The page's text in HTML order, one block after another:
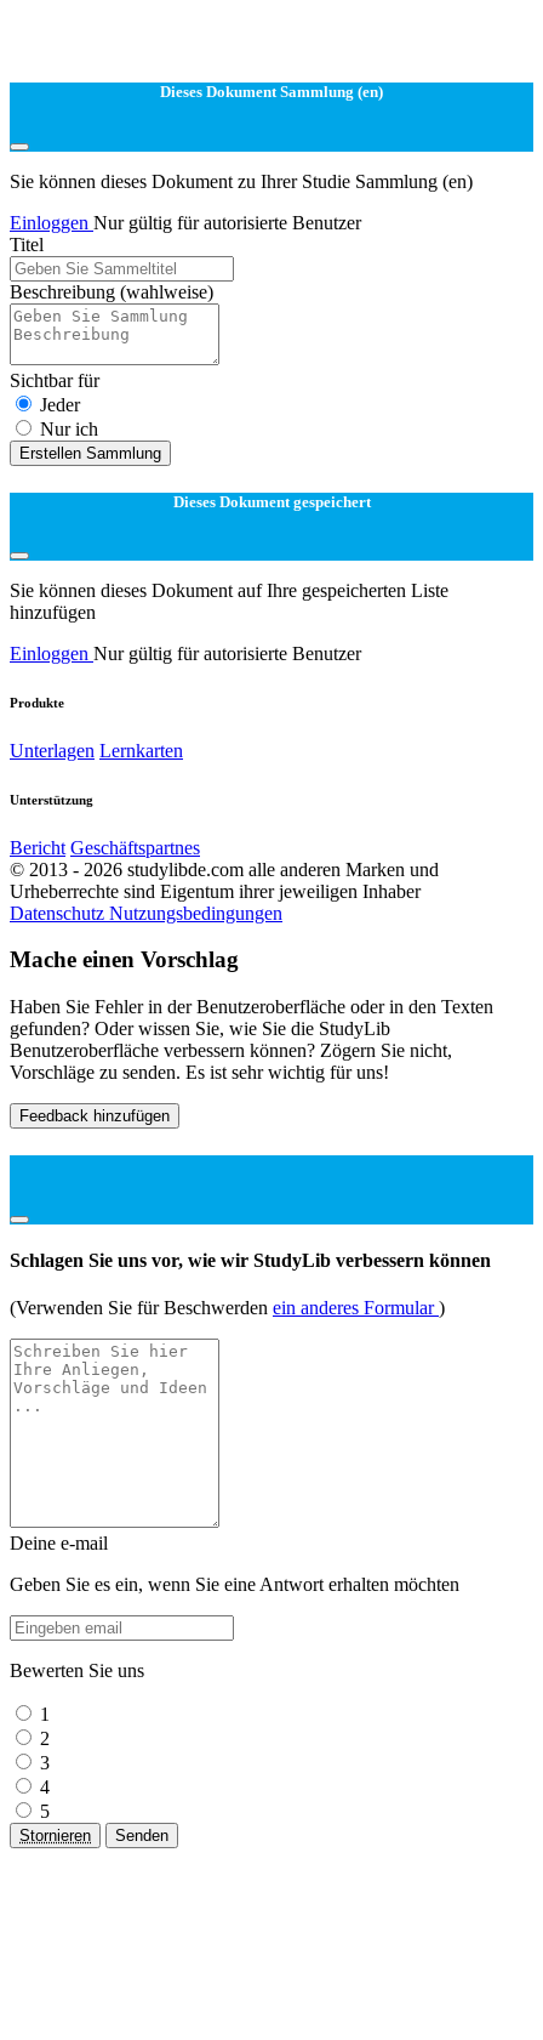
Dieses Dokument Sammlung (en)
Sie können dieses Dokument zu Ihrer Studie Sammlung (en)
Einloggen Nur gültig für autorisierte Benutzer
Titel
Beschreibung (wahlweise)
Sichtbar für
Jeder
Nur ich
Erstellen Sammlung
Dieses Dokument gespeichert
Sie können dieses Dokument auf Ihre gespeicherten Liste
hinzufügen
Einloggen Nur gültig für autorisierte Benutzer
Produkte
Unterlagen Lernkarten
Unterstützung
Bericht Geschäftspartnes
© 2013 - 2026 studylibde.com alle anderen Marken und
Urheberrechte sind Eigentum ihrer jeweiligen Inhaber
Datenschutz Nutzungsbedingungen
Mache einen Vorschlag
Haben Sie Fehler in der Benutzeroberfläche oder in den Texten
gefunden? Oder wissen Sie, wie Sie die StudyLib
Benutzeroberfläche verbessern können? Zögern Sie nicht,
Vorschläge zu senden. Es ist sehr wichtig für uns!
Feedback hinzufügen
Schlagen Sie uns vor, wie wir StudyLib verbessern können
(Verwenden Sie für Beschwerden ein anderes Formular)
Deine e-mail
Geben Sie es ein, wenn Sie eine Antwort erhalten möchten
Bewerten Sie uns
1
2
3
4
5
Stornieren Senden